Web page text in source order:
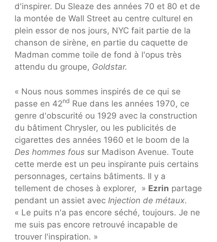
d'inspirer. Du Sleaze des années 70 et 80 et de
la montée de Wall Street au centre culturel en
plein essor de nos jours, NYC fait partie de la
chanson de sirène, en partie du caquette de
Madman comme toile de fond à l'opus très
attendu du groupe, Goldstar.
« Nous nous sommes inspirés de ce qui se
passe en 42nd Rue dans les années 1970, ce
genre d'obscurité ou 1929 avec la construction
du bâtiment Chrysler, ou les publicités de
cigarettes des années 1960 et le boom de la
Des hommes fous sur Madison Avenue. Toute
cette merde est un peu inspirante puis certains
personnages, certains bâtiments. Il y a
tellement de choses à explorer, » Ezrin partage
pendant un assiet avec Injection de métaux.
« Le puits n'a pas encore séché, toujours. Je ne
me suis pas encore retrouvé incapable de
trouver l'inspiration. »